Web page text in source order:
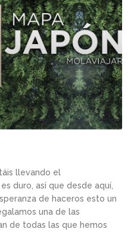
llevando el
duro, así que desde aquí,
de haceros esto un
una de las
de todas las que hemos